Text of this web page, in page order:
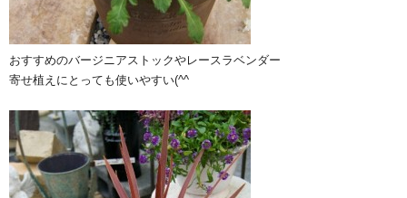
おすすめのバージニアストックやレースラベンダー
寄せ植えにとっても使いやすい(^^ゞ